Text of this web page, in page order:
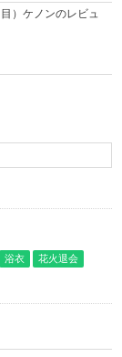
）ケノンのレビュ
浴衣 花火退会